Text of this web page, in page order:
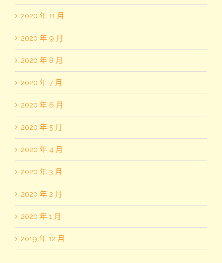
2020 年 11 月
2020 年 9 月
2020 年 8 月
2020 年 7 月
2020 年 6 月
2020 年 5 月
2020 年 4 月
2020 年 3 月
2020 年 2 月
2020 年 1 月
2019 年 12 月